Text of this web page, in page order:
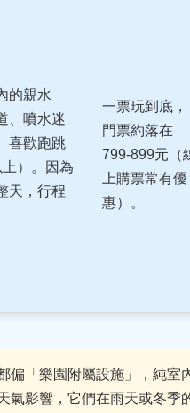
的親水
、噴水迷
喜歡跑跳
）。因為
天，行程
一票玩到底，
門票約落在
799-899元（
上購票常有優
惠）。
偏「樂園附屬設施」，純室
氣影響，它們在雨天或冬